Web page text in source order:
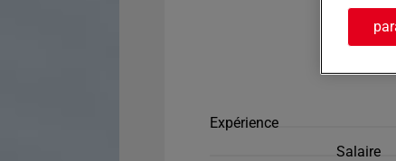
Expérience
Salaire